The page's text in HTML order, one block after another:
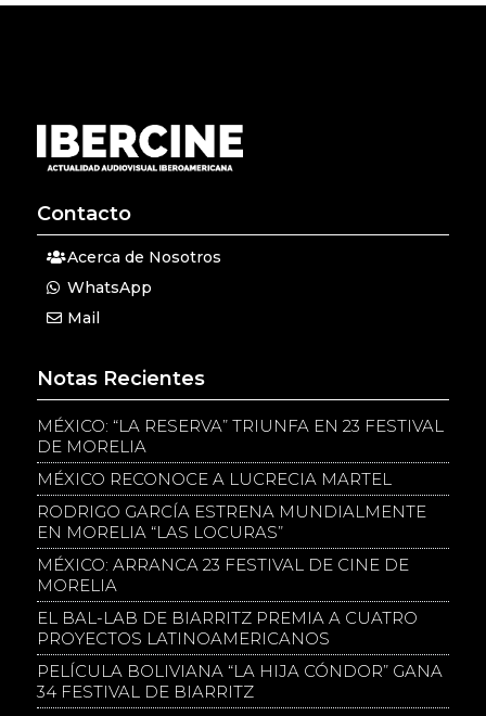
Contacto
Acerca de Nosotros
WhatsApp
Mail
Notas Recientes
MÉXICO: “LA RESERVA” TRIUNFA EN 23 FESTIVAL
DE MORELIA
MÉXICO RECONOCE A LUCRECIA MARTEL
RODRIGO GARCÍA ESTRENA MUNDIALMENTE
EN MORELIA “LAS LOCURAS”
MÉXICO: ARRANCA 23 FESTIVAL DE CINE DE
MORELIA
EL BAL-LAB DE BIARRITZ PREMIA A CUATRO
PROYECTOS LATINOAMERICANOS
PELÍCULA BOLIVIANA “LA HIJA CÓNDOR” GANA
34 FESTIVAL DE BIARRITZ